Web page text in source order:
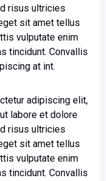
risus ultricies
sit amet tellus
vulputate enim
tincidunt. Convallis
at int.
adipiscing elit,
labore et dolore
risus ultricies
sit amet tellus
vulputate enim
tincidunt. Convallis